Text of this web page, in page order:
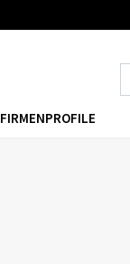
FIRMENPROFILE